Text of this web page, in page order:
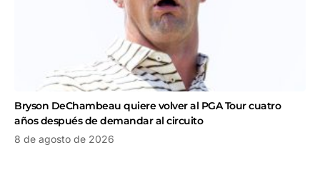
Bryson DeChambeau quiere volver al PGA Tour cuatro
años después de demandar al circuito
8 de agosto de 2026